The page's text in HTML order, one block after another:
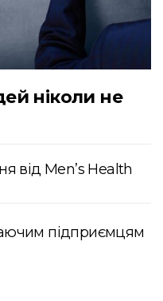
ніколи не
від Men’s Health
підприємцям